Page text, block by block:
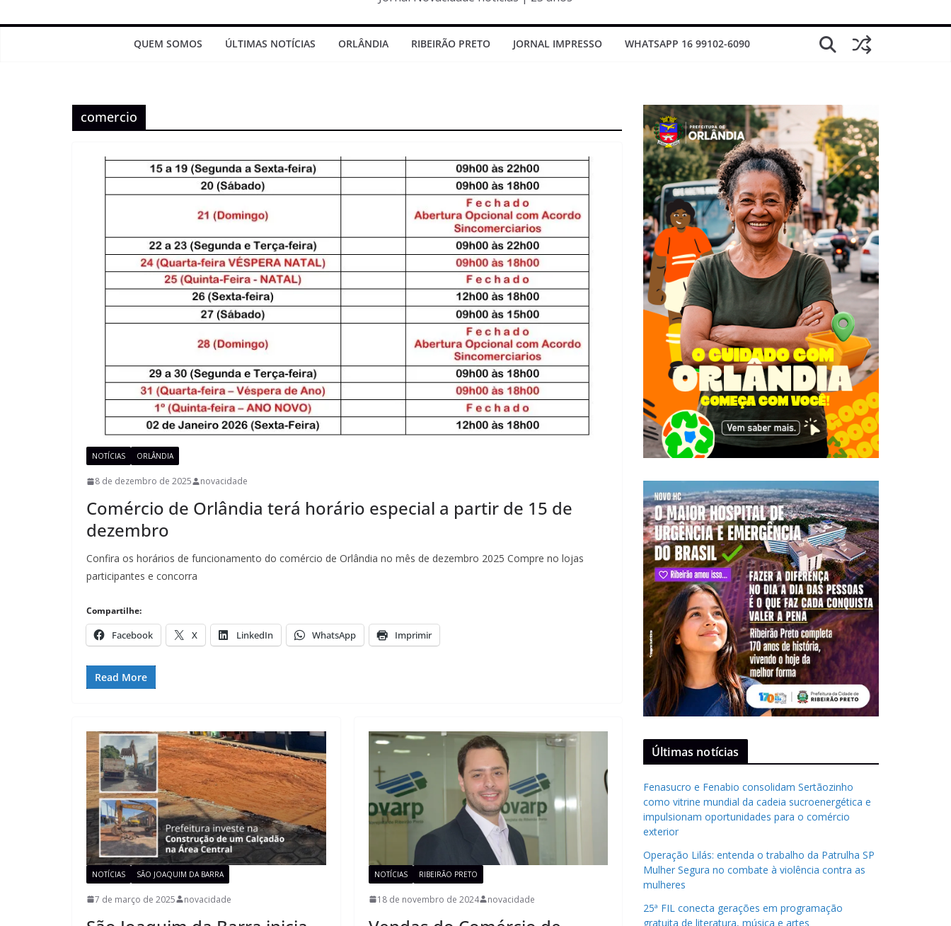
QUEM SOMOS ÚLTIMAS NOTÍCIAS ORLÂNDIA RIBEIRÃO PRETO JORNAL IMPRESSO WHATSAPP 16 99102-6090
comercio
NOTÍCIAS ORLÂNDIA
8 de dezembro de 2025 novacidade
Comércio de Orlândia terá horário especial a partir de 15 de
dezembro
Confira os horários de funcionamento do comércio de Orlândia no mês de dezembro 2025 Compre no lojas
participantes e concorra
Compartilhe:
Facebook X LinkedIn WhatsApp Imprimir
Read More
NOTÍCIAS SÃO JOAQUIM DA BARRA
7 de março de 2025 novacidade
NOTÍCIAS RIBEIRÃO PRETO
18 de novembro de 2024 novacidade
Últimas notícias
Fenasucro e Fenabio consolidam Sertãozinho
como vitrine mundial da cadeia sucroenergética e
impulsionam oportunidades para o comércio
exterior
Operação Lilás: entenda o trabalho da Patrulha SP
Mulher Segura no combate à violência contra as
mulheres
25ª FIL conecta gerações em programação
gratuita de literatura, música e artes